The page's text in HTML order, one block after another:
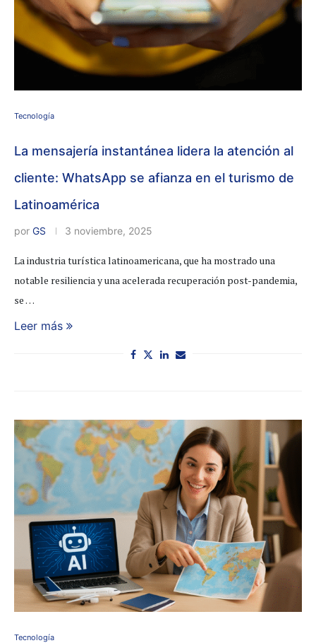
Tecnología
La mensajería instantánea lidera la atención al
cliente: WhatsApp se afianza en el turismo de
Latinoamérica
por GS 3 noviembre, 2025
La industria turística latinoamericana, que ha mostrado una
notable resiliencia y una acelerada recuperación post-pandemia,
se …
Leer más
Tecnología